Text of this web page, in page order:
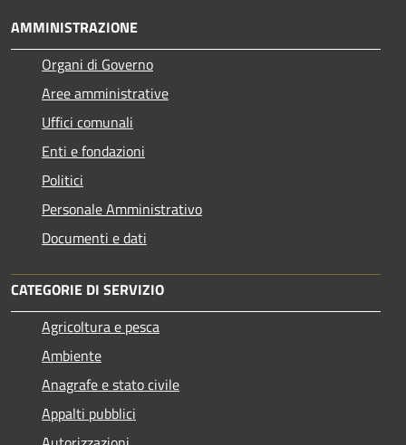
AMMINISTRAZIONE
Organi di Governo
Aree amministrative
Uffici comunali
Enti e fondazioni
Politici
Personale Amministrativo
Documenti e dati
CATEGORIE DI SERVIZIO
Agricoltura e pesca
Ambiente
Anagrafe e stato civile
Appalti pubblici